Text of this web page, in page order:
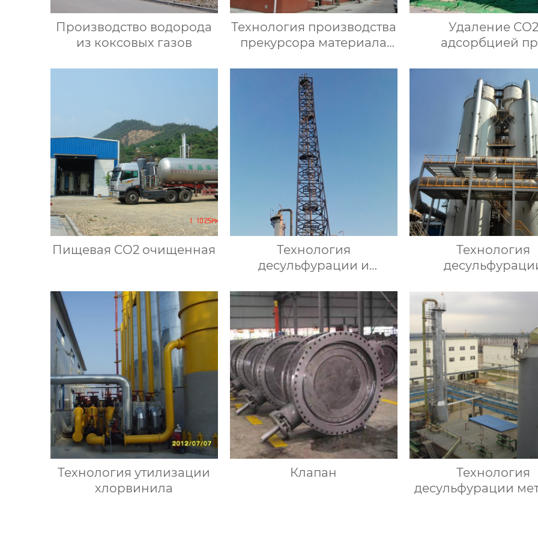
Производство водорода
из коксовых газов
Технология производства
прекурсора материала
Удаление СО2
адсорбцией
Пищевая CO2 очищенная
Технология
десульфурации и
NHD
Технология
влажным
Технология утилизации
хлорвинила
Клапан
Технология
десульфурации